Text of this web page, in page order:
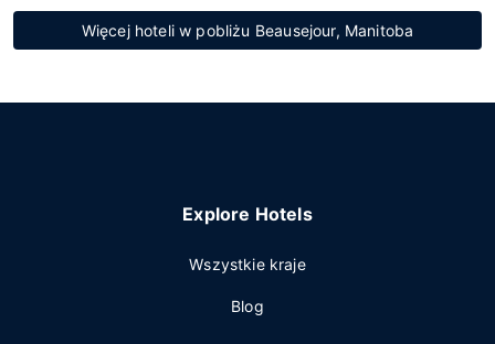
Więcej hoteli w pobliżu Beausejour, Manitoba
Explore Hotels
Wszystkie kraje
Blog